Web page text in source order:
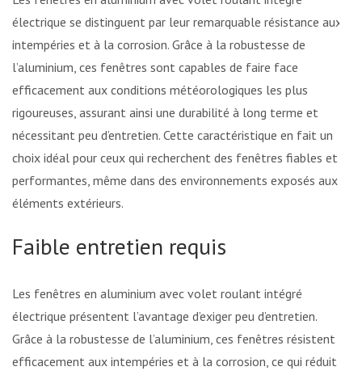
électrique se distinguent par leur remarquable résistance aux
intempéries et à la corrosion. Grâce à la robustesse de
l’aluminium, ces fenêtres sont capables de faire face
efficacement aux conditions météorologiques les plus
rigoureuses, assurant ainsi une durabilité à long terme et
nécessitant peu d’entretien. Cette caractéristique en fait un
choix idéal pour ceux qui recherchent des fenêtres fiables et
performantes, même dans des environnements exposés aux
éléments extérieurs.
Faible entretien requis
Les fenêtres en aluminium avec volet roulant intégré
électrique présentent l’avantage d’exiger peu d’entretien.
Grâce à la robustesse de l’aluminium, ces fenêtres résistent
efficacement aux intempéries et à la corrosion, ce qui réduit